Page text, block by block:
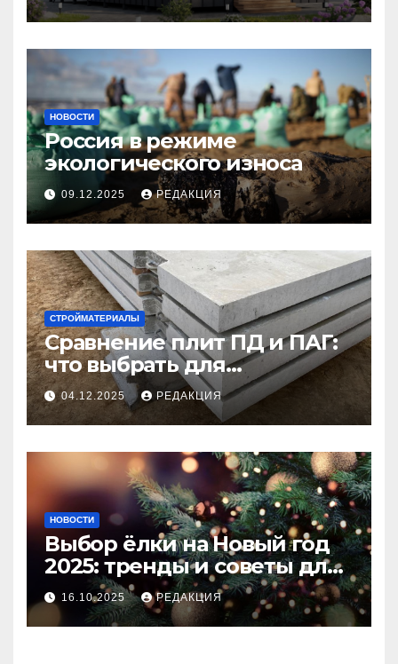
НОВОСТИ
Россия в режиме
экологического износа
09.12.2025 РЕДАКЦИЯ
СТРОЙМАТЕРИАЛЫ
Сравнение плит ПД и ПАГ:
что выбрать для
долговечного и прочного
покрытия
04.12.2025 РЕДАКЦИЯ
НОВОСТИ
Выбор ёлки на Новый год
2025: тренды и советы для
идеального праздника
16.10.2025 РЕДАКЦИЯ